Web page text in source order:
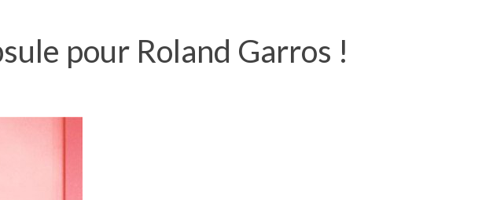
pour Roland Garros !